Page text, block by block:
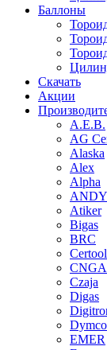
Баллоны
Скачать
Акции
A.E.B.
AG
Alaska
Alex
Alpha
Atiker
Bigas
BRC
Czaja
Digas
Dymco
EMER